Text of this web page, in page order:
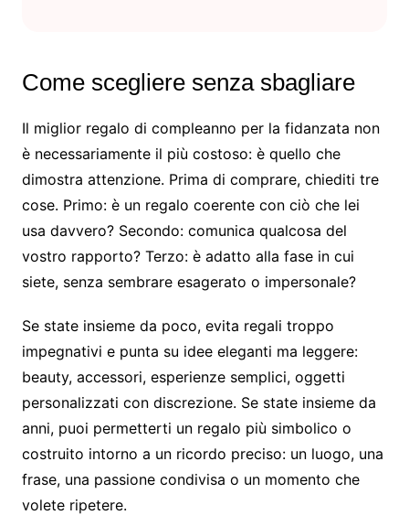
Come scegliere senza sbagliare
Il miglior regalo di compleanno per la fidanzata non
è necessariamente il più costoso: è quello che
dimostra attenzione. Prima di comprare, chiediti tre
cose. Primo: è un regalo coerente con ciò che lei
usa davvero? Secondo: comunica qualcosa del
vostro rapporto? Terzo: è adatto alla fase in cui
siete, senza sembrare esagerato o impersonale?
Se state insieme da poco, evita regali troppo
impegnativi e punta su idee eleganti ma leggere:
beauty, accessori, esperienze semplici, oggetti
personalizzati con discrezione. Se state insieme da
anni, puoi permetterti un regalo più simbolico o
costruito intorno a un ricordo preciso: un luogo, una
frase, una passione condivisa o un momento che
volete ripetere.